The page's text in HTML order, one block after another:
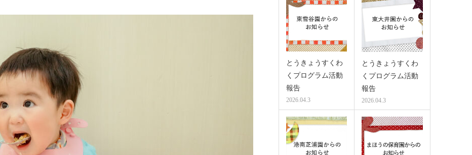
とうきょうすくわ
くプログラム活動
報告
2026.04.3
とうきょうすくわ
くプログラム活動
報告
2026.04.3